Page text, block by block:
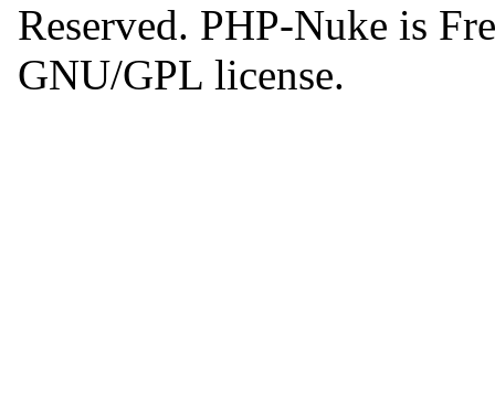
Reserved. PHP-Nuke is
GNU/GPL license.